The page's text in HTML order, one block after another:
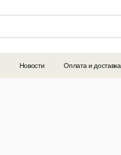
Новости Оплата и доставка